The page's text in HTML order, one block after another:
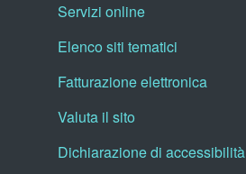
Servizi online
Elenco siti tematici
Fatturazione elettronica
Valuta il sito
Dichiarazione di accessibilità